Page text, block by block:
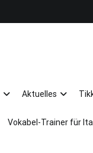
Aktuelles
Vokabel-Trainer für